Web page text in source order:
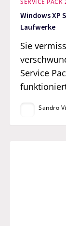
SERVICE PACK
Windows XP
Laufwerke
Sie
Service
Sandro